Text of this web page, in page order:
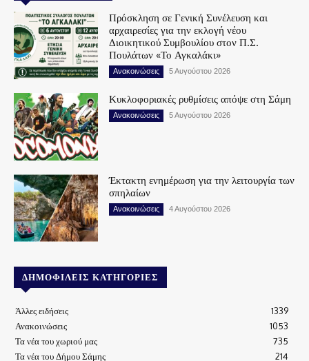
Πρόσκληση σε Γενική Συνέλευση και
αρχαιρεσίες για την εκλογή νέου
Διοικητικού Συμβουλίου στον Π.Σ.
Πουλάτων «Το Αγκαλάκι»
Ανακοινώσεις 5 Αυγούστου 2026
Κυκλοφοριακές ρυθμίσεις απόψε στη Σάμη
Ανακοινώσεις 5 Αυγούστου 2026
Έκτακτη ενημέρωση για την λειτουργία των
σπηλαίων
Ανακοινώσεις 4 Αυγούστου 2026
ΔΗΜΟΦΙΛΕΊΣ ΚΑΤΗΓΟΡΊΕΣ
Άλλες ειδήσεις
1339
Ανακοινώσεις
1053
Τα νέα του χωριού μας
735
Τα νέα του Δήμου Σάμης
214